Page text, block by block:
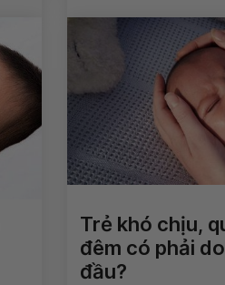
Trẻ khó chịu,
đêm có phải
đầu?